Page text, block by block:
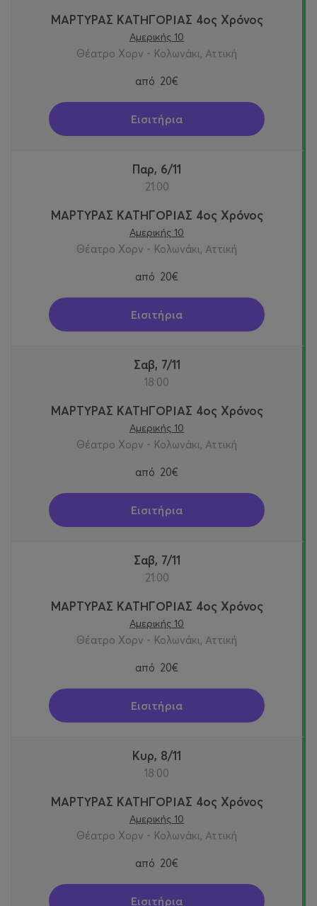
ΜΑΡΤΥΡΑΣ ΚΑΤΗΓΟΡΙΑΣ 4ος Χρόνος
Αμερικής 10
Θέατρο Χορν - Κολωνάκι, Αττική
από 20€
Εισιτήρια
Παρ, 6/11
21:00
ΜΑΡΤΥΡΑΣ ΚΑΤΗΓΟΡΙΑΣ 4ος Χρόνος
Αμερικής 10
Θέατρο Χορν - Κολωνάκι, Αττική
από 20€
Εισιτήρια
Σαβ, 7/11
18:00
ΜΑΡΤΥΡΑΣ ΚΑΤΗΓΟΡΙΑΣ 4ος Χρόνος
Αμερικής 10
Θέατρο Χορν - Κολωνάκι, Αττική
από 20€
Εισιτήρια
Σαβ, 7/11
21:00
ΜΑΡΤΥΡΑΣ ΚΑΤΗΓΟΡΙΑΣ 4ος Χρόνος
Αμερικής 10
Θέατρο Χορν - Κολωνάκι, Αττική
από 20€
Εισιτήρια
Κυρ, 8/11
18:00
ΜΑΡΤΥΡΑΣ ΚΑΤΗΓΟΡΙΑΣ 4ος Χρόνος
Αμερικής 10
Θέατρο Χορν - Κολωνάκι, Αττική
από 20€
Εισιτήρια